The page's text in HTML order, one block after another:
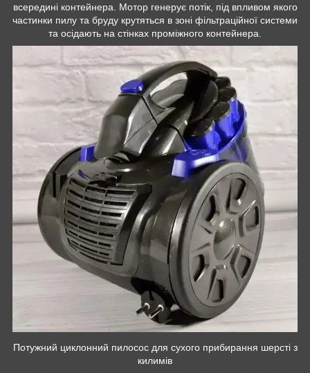
всередині контейнера. Мотор генерує потік, під впливом якого
частинки пилу та бруду крутяться в зоні фільтраційної системи
та осідають на стінках проміжного контейнера.
Потужний циклонний пилосос для сухого прибирання шерсті з
килимів